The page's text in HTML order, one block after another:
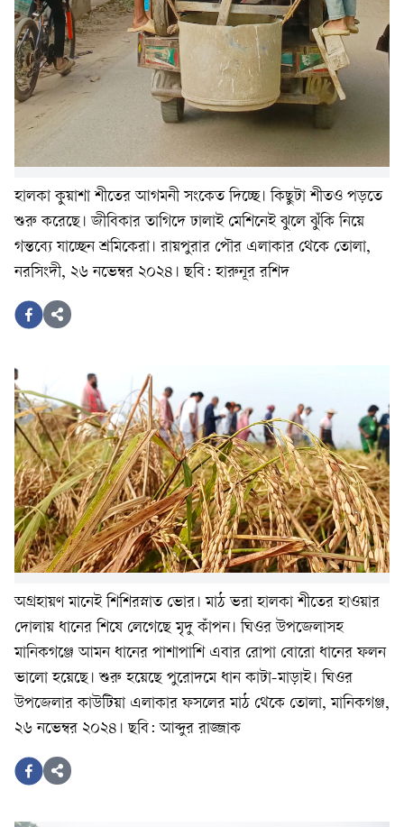
হালকা কুয়াশা শীতের আগমনী সংকেত দিচ্ছে। কিছুটা শীতও পড়তে
শুরু করেছে। জীবিকার তাগিদে ঢালাই মেশিনেই ঝুলে ঝুঁকি নিয়ে
গন্তব্যে যাচ্ছেন শ্রমিকেরা। রায়পুরার পৌর এলাকার থেকে তোলা,
নরসিংদী, ২৬ নভেম্বর ২০২৪। ছবি: হারুনূর রশিদ
অগ্রহায়ণ মানেই শিশিরস্নাত ভোর। মাঠ ভরা হালকা শীতের হাওয়ার
দোলায় ধানের শিষে লেগেছে মৃদু কাঁপন। ঘিওর উপজেলাসহ
মানিকগঞ্জে আমন ধানের পাশাপাশি এবার রোপা বোরো ধানের ফলন
ভালো হয়েছে। শুরু হয়েছে পুরোদমে ধান কাটা-মাড়াই। ঘিওর
উপজেলার কাউটিয়া এলাকার ফসলের মাঠ থেকে তোলা, মানিকগঞ্জ,
২৬ নভেম্বর ২০২৪। ছবি: আব্দুর রাজ্জাক